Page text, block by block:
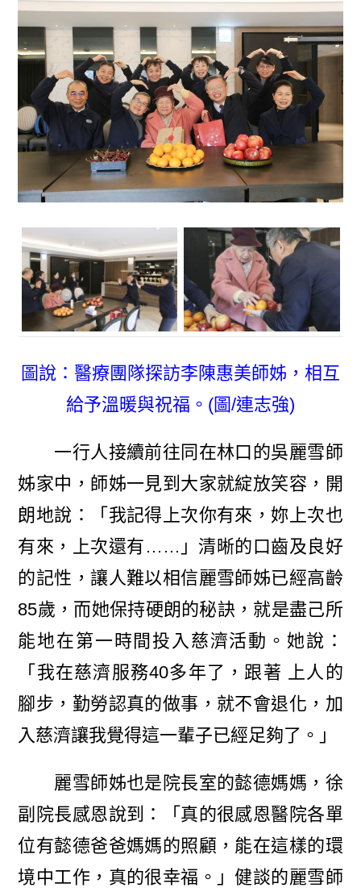
圖說：醫療團隊探訪李陳惠美師姊，相互
給予溫暖與祝福。(圖/連志強)
一行人接續前往同在林口的吳麗雪師
姊家中，師姊一見到大家就綻放笑容，開
朗地說：「我記得上次你有來，妳上次也
有來，上次還有……」清晰的口齒及良好
的記性，讓人難以相信麗雪師姊已經高齡
85歲，而她保持硬朗的秘訣，就是盡己所
能地在第一時間投入慈濟活動。她說：
「我在慈濟服務40多年了，跟著 上人的
腳步，勤勞認真的做事，就不會退化，加
入慈濟讓我覺得這一輩子已經足夠了。」
麗雪師姊也是院長室的懿德媽媽，徐
副院長感恩說到：「真的很感恩醫院各單
位有懿德爸爸媽媽的照顧，能在這樣的環
境中工作，真的很幸福。」健談的麗雪師